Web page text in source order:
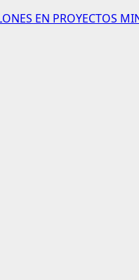
EN PROYECTOS